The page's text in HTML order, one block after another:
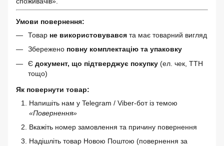
Умови повернення:
Товар не використовувався та має товарний вигляд
Збережено повну комплектацію та упаковку
Є документ, що підтверджує покупку (ел. чек, ТТН
тощо)
Як повернути товар:
Напишіть нам у Telegram / Viber-бот із темою
«Повернення»
Вкажіть номер замовлення та причину повернення
Надішліть товар Новою Поштою (повернення за